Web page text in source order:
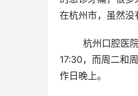
在杭州市，虽然没
17:30，而周二和
作日晚上。